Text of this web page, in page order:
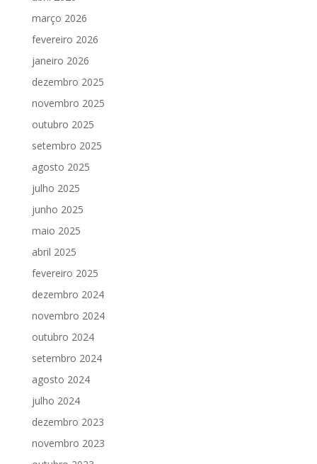
março 2026
fevereiro 2026
janeiro 2026
dezembro 2025
novembro 2025
outubro 2025
setembro 2025
agosto 2025
julho 2025
junho 2025
maio 2025
abril 2025
fevereiro 2025
dezembro 2024
novembro 2024
outubro 2024
setembro 2024
agosto 2024
julho 2024
dezembro 2023
novembro 2023